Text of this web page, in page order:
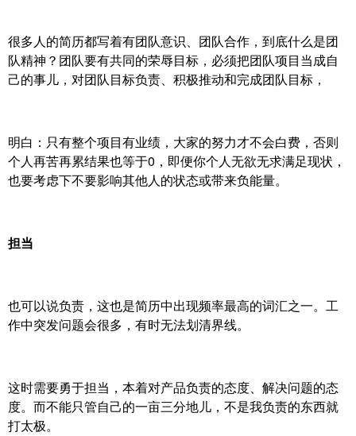
很多人的简历都写着有团队意识、团队合作，到底什么是团
队精神？团队要有共同的荣辱目标，必须把团队项目当成自
己的事儿，对团队目标负责、积极推动和完成团队目标，
明白：只有整个项目有业绩，大家的努力才不会白费，否则
个人再苦再累结果也等于0，即便你个人无欲无求满足现状，
也要考虑下不要影响其他人的状态或带来负能量。
担当
也可以说负责，这也是简历中出现频率最高的词汇之一。工
作中突发问题会很多，有时无法划清界线。
这时需要勇于担当，本着对产品负责的态度、解决问题的态
度。而不能只管自己的一亩三分地儿，不是我负责的东西就
打太极。